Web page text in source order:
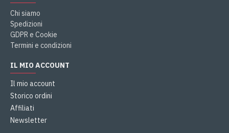
Chi siamo
Spedizioni
GDPR e Cookie
Termini e condizioni
IL MIO ACCOUNT
Il mio account
Storico ordini
Affiliati
Newsletter